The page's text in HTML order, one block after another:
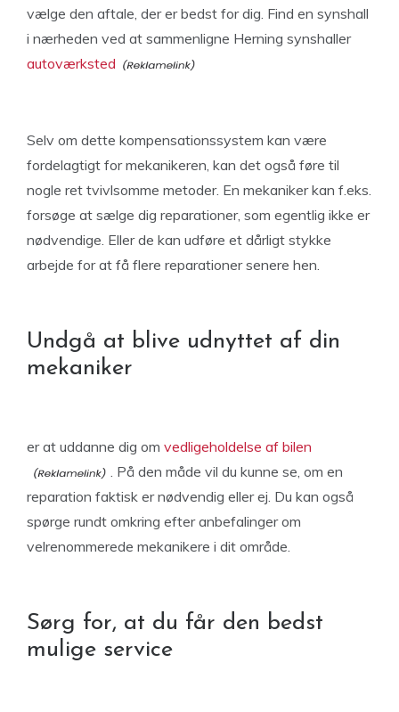
vælge den aftale, der er bedst for dig. Find en synshall
i nærheden ved at sammenligne Herning synshaller
autoværksted
Selv om dette kompensationssystem kan være
fordelagtigt for mekanikeren, kan det også føre til
nogle ret tvivlsomme metoder. En mekaniker kan f.eks.
forsøge at sælge dig reparationer, som egentlig ikke er
nødvendige. Eller de kan udføre et dårligt stykke
arbejde for at få flere reparationer senere hen.
Undgå at blive udnyttet af din
mekaniker
er at uddanne dig om vedligeholdelse af bilen
. På den måde vil du kunne se, om en
reparation faktisk er nødvendig eller ej. Du kan også
spørge rundt omkring efter anbefalinger om
velrenommerede mekanikere i dit område.
Sørg for, at du får den bedst
mulige service